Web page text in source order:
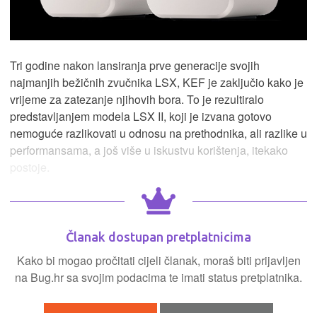
Tri godine nakon lansiranja prve generacije svojih
najmanjih bežičnih zvučnika LSX, KEF je zaključio kako je
vrijeme za zatezanje njihovih bora. To je rezultiralo
predstavljanjem modela LSX II, koji je izvana gotovo
nemoguće razlikovati u odnosu na prethodnika, ali razlike u
performansama, a još više u iskustvu korištenja, itekako
Članak dostupan pretplatnicima
Kako bi mogao pročitati cijeli članak, moraš biti prijavljen
na Bug.hr sa svojim podacima te imati status pretplatnika.